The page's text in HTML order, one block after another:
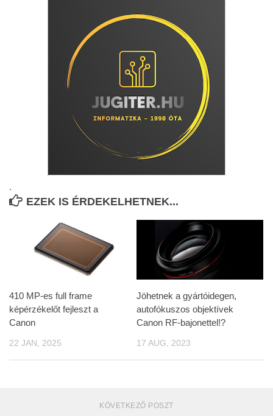
.
EZEK IS ÉRDEKELHETNEK...
410 MP-es full frame
képérzékelőt fejleszt a
Canon
22 JAN, 2025
Jöhetnek a gyártóidegen,
autofókuszos objektívek
Canon RF-bajonettel!?
17 AUG, 2023
KÖVETKEZŐ POSZT